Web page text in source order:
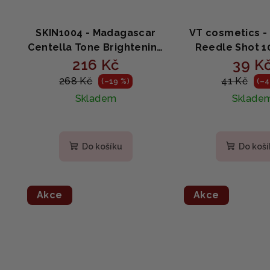
SKIN1004 - Madagascar
Centella Tone Brightening
Capsule Ampoule -
Rozjasňující sérum s
centellou 30ml
216 Kč
268 Kč (–19 %)
Skladem
Do košíku
VT cosmetics -
Reedle Shot
CICA booster
2ml
39
41 Kč (–4
Do
Akce Akce